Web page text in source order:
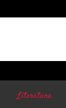
Literatura